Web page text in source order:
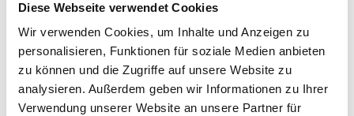
Diese Webseite verwendet Cookies
Wir verwenden Cookies, um Inhalte und Anzeigen zu
personalisieren, Funktionen für soziale Medien anbieten
zu können und die Zugriffe auf unsere Website zu
analysieren. Außerdem geben wir Informationen zu Ihrer
Verwendung unserer Website an unsere Partner für